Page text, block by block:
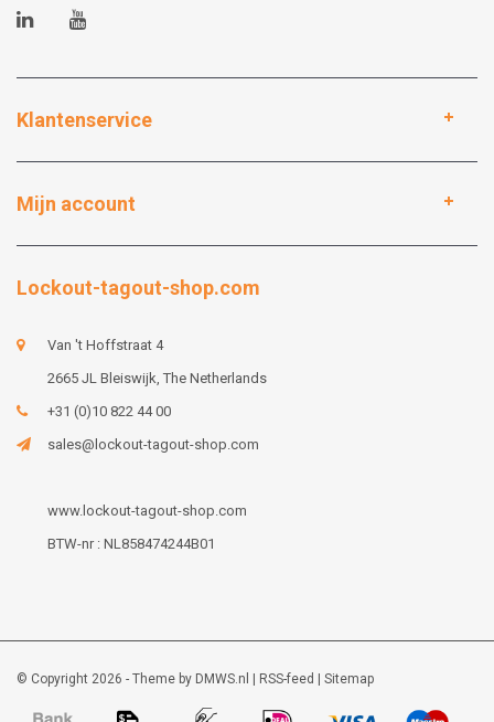
Klantenservice
Mijn account
Lockout-tagout-shop.com
Van 't Hoffstraat 4
2665 JL Bleiswijk, The Netherlands
+31 (0)10 822 44 00
sales@lockout-tagout-shop.com
www.lockout-tagout-shop.com
BTW-nr : NL858474244B01
© Copyright 2026 - Theme by DMWS.nl RSS-feed Sitemap